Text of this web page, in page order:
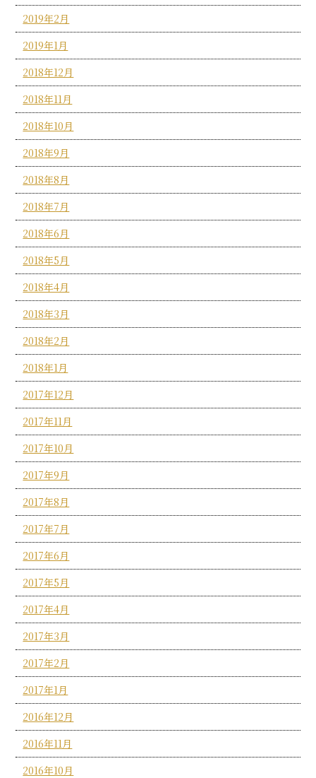
2019年2月
2019年1月
2018年12月
2018年11月
2018年10月
2018年9月
2018年8月
2018年7月
2018年6月
2018年5月
2018年4月
2018年3月
2018年2月
2018年1月
2017年12月
2017年11月
2017年10月
2017年9月
2017年8月
2017年7月
2017年6月
2017年5月
2017年4月
2017年3月
2017年2月
2017年1月
2016年12月
2016年11月
2016年10月